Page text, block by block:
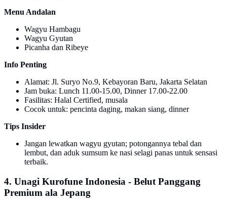
Menu Andalan
Wagyu Hambagu
Wagyu Gyutan
Picanha dan Ribeye
Info Penting
Alamat: Jl. Suryo No.9, Kebayoran Baru, Jakarta Selatan
Jam buka: Lunch 11.00-15.00, Dinner 17.00-22.00
Fasilitas: Halal Certified, musala
Cocok untuk: pencinta daging, makan siang, dinner
Tips Insider
Jangan lewatkan wagyu gyutan; potongannya tebal dan
lembut, dan aduk sumsum ke nasi selagi panas untuk sensasi
terbaik.
4. Unagi Kurofune Indonesia - Belut Panggang
Premium ala Jepang